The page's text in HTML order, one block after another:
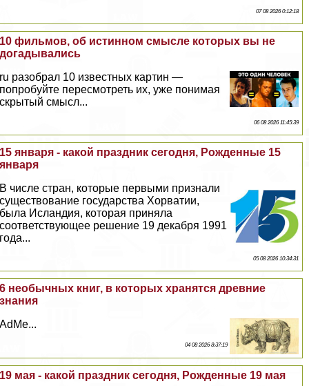
07 08 2026 0:12:18
10 фильмов, об истинном смысле которых вы не
догадывались
ru разобрал 10 известных картин —
попробуйте пересмотреть их, уже понимая
скрытый смысл...
06 08 2026 11:45:39
15 января - какой праздник сегодня, Рожденные 15
января
В числе стран, которые первыми признали
существование государства Хорватии,
была Исландия, которая приняла
соответствующее решение 19 декабря 1991
года...
05 08 2026 10:34:31
6 необычных книг, в которых хранятся древние
знания
AdMe...
04 08 2026 8:37:19
19 мая - какой праздник сегодня, Рожденные 19 мая